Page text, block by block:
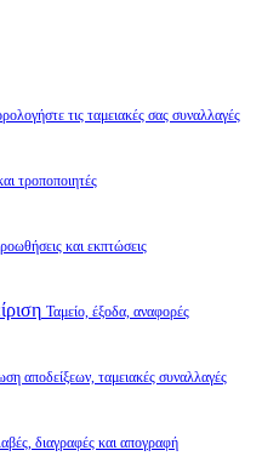
τις ταμειακές σας συναλλαγές
τροποποιητές
και εκπτώσεις
Ταμείο, έξοδα, αναφορές
αποδείξεων, ταμειακές συναλλαγές
διαγραφές και απογραφή